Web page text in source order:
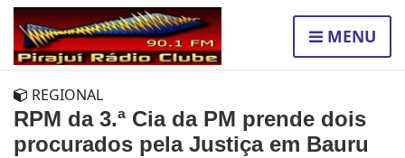
MENU
REGIONAL
RPM da 3.ª Cia da PM prende dois
procurados pela Justiça em Bauru